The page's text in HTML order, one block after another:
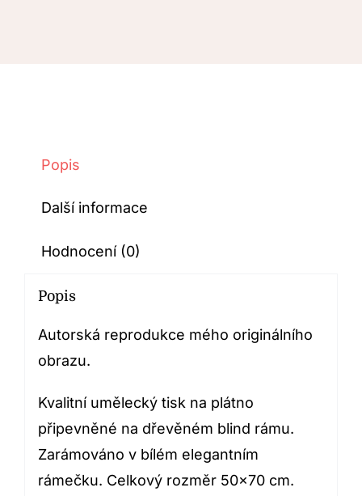
Popis
Další informace
Hodnocení (0)
Popis
Autorská reprodukce mého originálního
obrazu.
Kvalitní umělecký tisk na plátno
připevněné na dřevěném blind rámu.
Zarámováno v bílém elegantním
rámečku. Celkový rozměr 50×70 cm.